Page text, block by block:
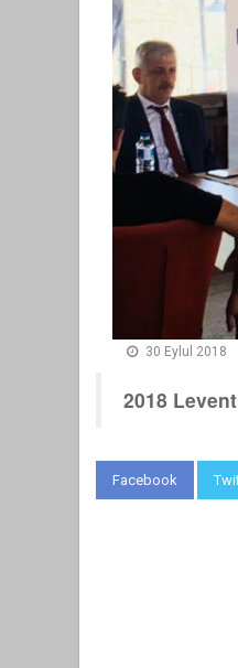
30 Eylul 2018
2018
Facebook